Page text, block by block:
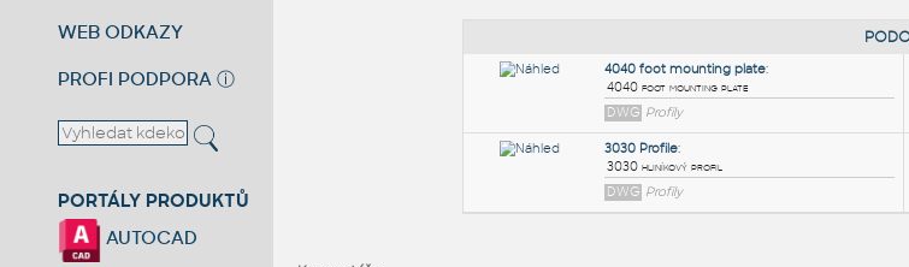
WEB ODKAZY
PROFI PODPORA ⓘ
PORTÁLY PRODUKTŮ
AUTOCAD